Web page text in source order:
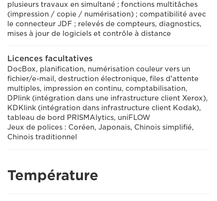
plusieurs travaux en simultané ; fonctions multitâches
(impression / copie / numérisation) ; compatibilité avec
le connecteur JDF ; relevés de compteurs, diagnostics,
mises à jour de logiciels et contrôle à distance
Licences facultatives
DocBox, planification, numérisation couleur vers un
fichier/e-mail, destruction électronique, files d'attente
multiples, impression en continu, comptabilisation,
DPlink (intégration dans une infrastructure client Xerox),
KDKlink (intégration dans infrastructure client Kodak),
tableau de bord PRISMAlytics, uniFLOW
Jeux de polices : Coréen, Japonais, Chinois simplifié,
Chinois traditionnel
Température